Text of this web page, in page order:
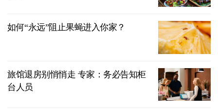
如何“永远”阻止果蝇进入你家？
旅馆退房别悄悄走 专家：务必告知柜
台人员